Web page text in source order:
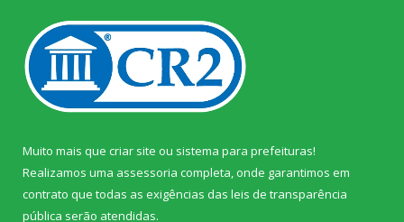
Muito mais que criar site ou sistema para prefeituras!
Realizamos uma assessoria completa, onde garantimos em
contrato que todas as exigências das leis de transparência
pública serão atendidas.